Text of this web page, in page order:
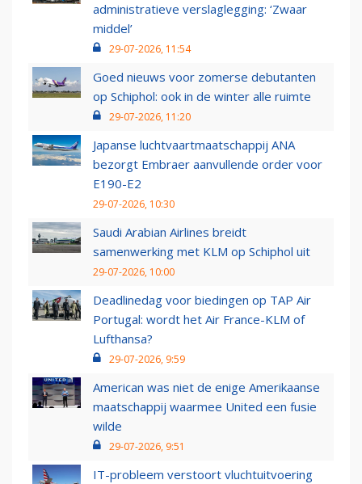
administratieve verslaglegging: ‘Zwaar
middel’
29-07-2026, 11:54
Goed nieuws voor zomerse debutanten
op Schiphol: ook in de winter alle ruimte
29-07-2026, 11:20
Japanse luchtvaartmaatschappij ANA
bezorgt Embraer aanvullende order voor
E190-E2
29-07-2026, 10:30
Saudi Arabian Airlines breidt
samenwerking met KLM op Schiphol uit
29-07-2026, 10:00
Deadlinedag voor biedingen op TAP Air
Portugal: wordt het Air France-KLM of
Lufthansa?
29-07-2026, 9:59
American was niet de enige Amerikaanse
maatschappij waarmee United een fusie
wilde
29-07-2026, 9:51
IT-probleem verstoort vluchtuitvoering